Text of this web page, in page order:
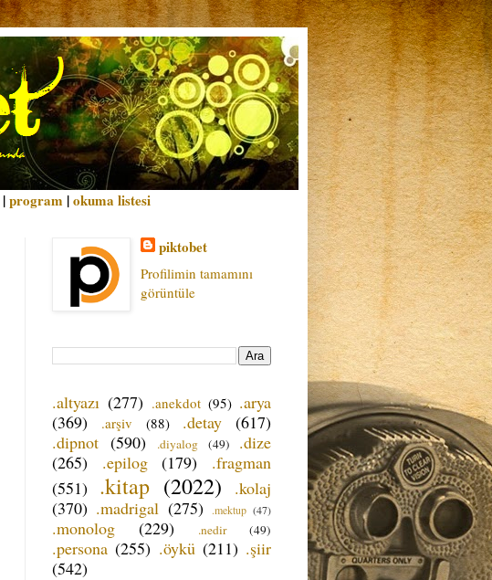
|program |okuma listesi
piktobet
Profilimin tamamını
görüntüle
.altyazı (277) .anekdot (95) .arya
(369)
.arşiv (88) .detay
(617)
.dipnot (590) .diyalog (49)
.dize
(265)
.epilog (179)
.fragman
(551) .kitap (2022)
.kolaj
(370) .madrigal (275) .mektup (47)
.monolog (229) .nedir (49)
.persona (255) .öykü (211) .şiir
(542)